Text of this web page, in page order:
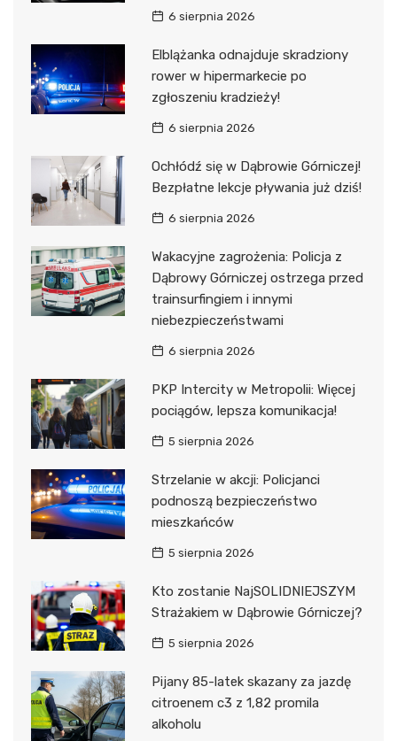
6 sierpnia 2026
Elblążanka odnajduje skradziony
rower w hipermarkecie po
zgłoszeniu kradzieży!
6 sierpnia 2026
Ochłódź się w Dąbrowie Górniczej!
Bezpłatne lekcje pływania już dziś!
6 sierpnia 2026
Wakacyjne zagrożenia: Policja z
Dąbrowy Górniczej ostrzega przed
trainsurfingiem i innymi
niebezpieczeństwami
6 sierpnia 2026
PKP Intercity w Metropolii: Więcej
pociągów, lepsza komunikacja!
5 sierpnia 2026
Strzelanie w akcji: Policjanci
podnoszą bezpieczeństwo
mieszkańców
5 sierpnia 2026
Kto zostanie NajSOLIDNIEJSZYM
Strażakiem w Dąbrowie Górniczej?
5 sierpnia 2026
Pijany 85-latek skazany za jazdę
citroenem c3 z 1,82 promila
alkoholu